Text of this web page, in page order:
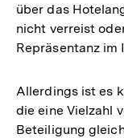
über das
nicht verreist
Repräsentanz im
Allerdings ist es
die eine Vielzahl
Beteiligung